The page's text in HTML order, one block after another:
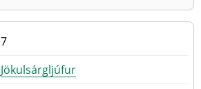
7
Jökulsárgljúfur